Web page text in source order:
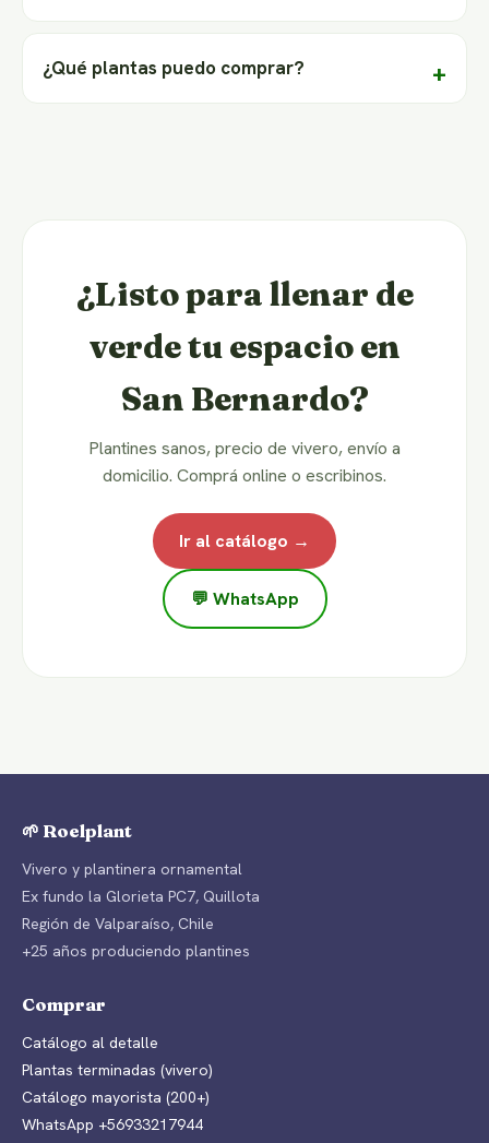
¿Qué plantas puedo comprar?
¿Listo para llenar de
verde tu espacio en
San Bernardo?
Plantines sanos, precio de vivero, envío a
domicilio. Comprá online o escribinos.
Ir al catálogo →
💬 WhatsApp
🌱 Roelplant
Vivero y plantinera ornamental
Ex fundo la Glorieta PC7, Quillota
Región de Valparaíso, Chile
+25 años produciendo plantines
Comprar
Catálogo al detalle
Plantas terminadas (vivero)
Catálogo mayorista (200+)
WhatsApp +56933217944